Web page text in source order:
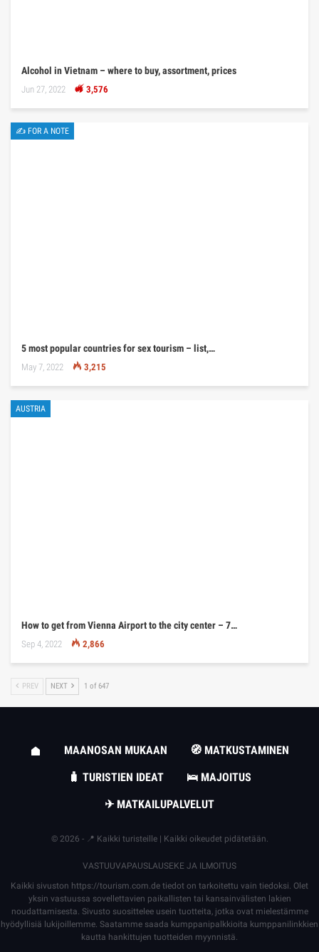
Alcohol in Vietnam – where to buy, assortment, prices
Jun 27, 2022 3,576
✍ FOR A NOTE
5 most popular countries for sex tourism – list,…
May 7, 2022 3,215
AUSTRIA
How to get from Vienna Airport to the city center – 7…
Sep 4, 2022 2,866
PREV NEXT 1 of 647
MAANOSAN MUKAAN
🧭 MATKUSTAMINEN
🧳 TURISTIEN IDEAT
🛌 MAJOITUS
✈ MATKAILUPALVELUT
© 2026 - 📍 Kaikki turisteille | Kaikki oikeudet pidätetään.
VASTUUVAPAUSLAUSEKE JA ILMOITUS
Kaikki sivuston https://tourism.com.de tiedot on tarkoitettu vain tiedoksi. Olet
yksin vastuussa sovellettavien paikallisten tai kansainvälisten lakien
noudattamisesta. Sivusto suosittelee usein tuotteita, jotka ovat mielestämme
hyödyllisiä lukijoillemme. Saatamme saada kumppanipalkkioita kumppanilinkkien
kautta hankittujen tuotteiden myynnistä.